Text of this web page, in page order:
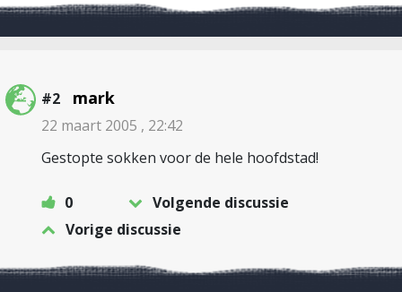
#2 mark
22 maart 2005 , 22:42
Gestopte sokken voor de hele hoofdstad!
0
Volgende discussie
Vorige discussie